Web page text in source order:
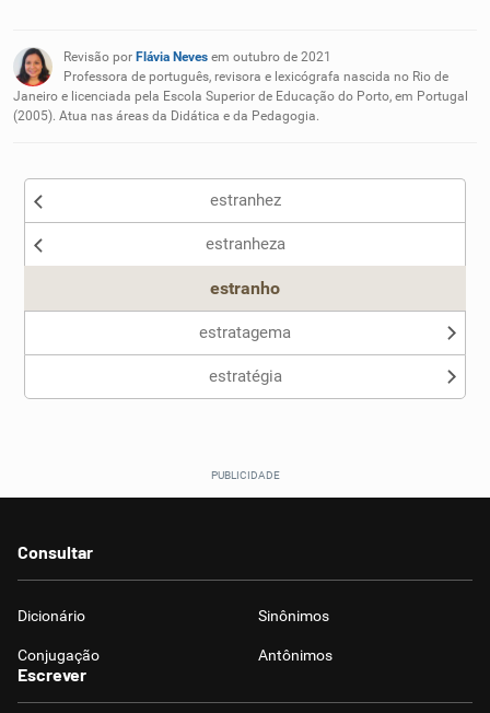
Nenhum dos sinônimos apresentados me ajudou
Outro
Revisão por Flávia Neves em outubro de 2021
Professora de português, revisora e lexicógrafa nascida no Rio de
Janeiro e licenciada pela Escola Superior de Educação do Porto, em Portugal
(2005). Atua nas áreas da Didática e da Pedagogia.
estranhez
estranheza
estranho
estratagema
estratégia
Consultar
Dicionário Sinônimos
Conjugação Antônimos
Escrever